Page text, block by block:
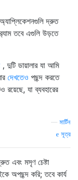
দ্রুত
তবে এগুলি উড়তে
, দুটি ডায়ালার যা আমি
দেখতেও পছন্দ করতে
যা ব্যবহারের
মার্টিন
সূত্র
এবং মসৃণ চেষ্টা
অপছন্দ করি; তবে কার্য